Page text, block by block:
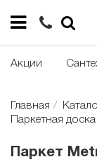
Акции
Главная
Паркетная
Паркет